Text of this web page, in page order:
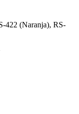
422 (Naranja), RS-